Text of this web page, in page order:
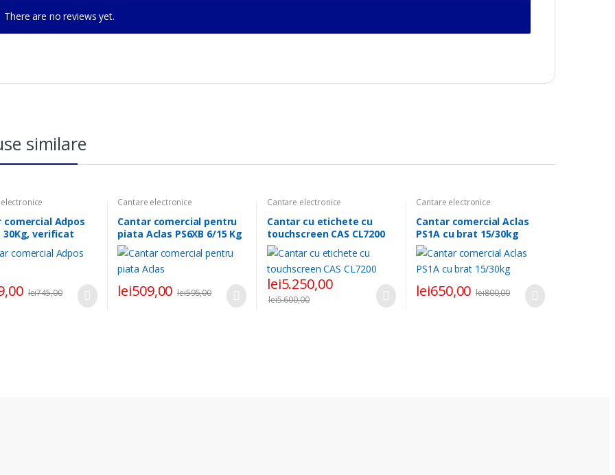
There are no reviews yet.
similare
comercial Adpos
30Kg, verificat
lei745,00
Cantare electronice
Cantar comercial pentru
piata Aclas PS6XB 6/15 Kg
cu display, acumulator Li-
Ion, power adapter,
verificat metrologic
lei509,00 lei595,00
Cantare electronice
Cantar cu etichete cu
touchscreen CAS CL7200
lei5.250,00
lei5.600,00
Cantare electronice
Cantar comercial Aclas
PS1A cu brat 15/30kg
lei650,00 lei800,00